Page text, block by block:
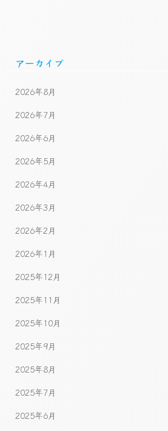
アーカイブ
2026年8月
2026年7月
2026年6月
2026年5月
2026年4月
2026年3月
2026年2月
2026年1月
2025年12月
2025年11月
2025年10月
2025年9月
2025年8月
2025年7月
2025年6月